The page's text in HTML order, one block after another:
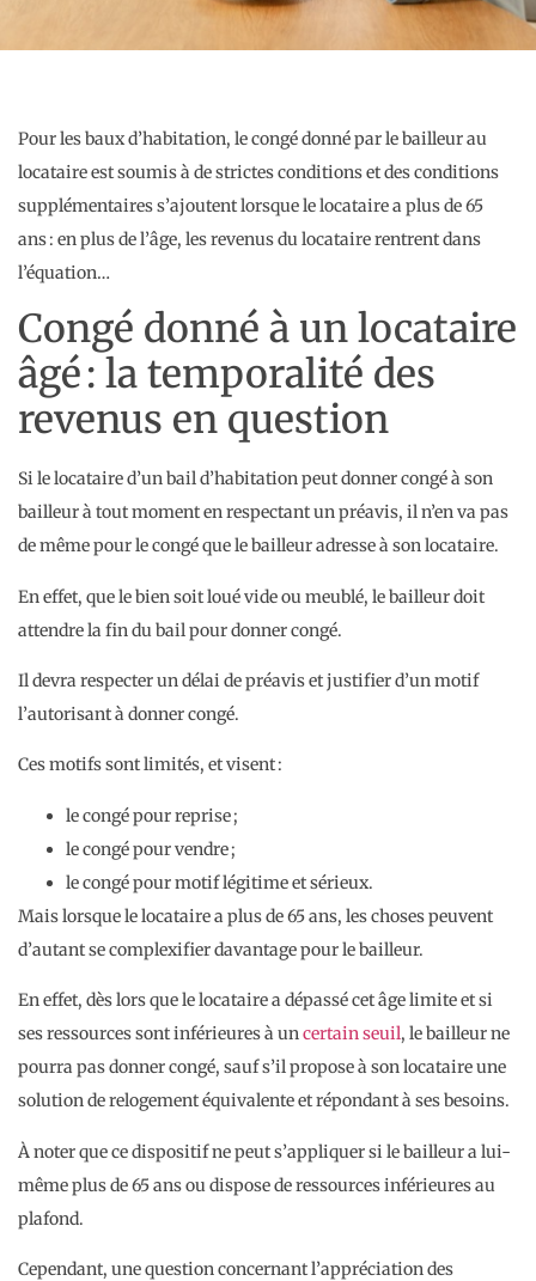
Pour les baux d’habitation, le congé donné par le bailleur au
locataire est soumis à de strictes conditions et des conditions
supplémentaires s’ajoutent lorsque le locataire a plus de 65
ans : en plus de l’âge, les revenus du locataire rentrent dans
l’équation…
Congé donné à un locataire
âgé : la temporalité des
revenus en question
Si le locataire d’un bail d’habitation peut donner congé à son
bailleur à tout moment en respectant un préavis, il n’en va pas
de même pour le congé que le bailleur adresse à son locataire.
En effet, que le bien soit loué vide ou meublé, le bailleur doit
attendre la fin du bail pour donner congé.
Il devra respecter un délai de préavis et justifier d’un motif
l’autorisant à donner congé.
Ces motifs sont limités, et visent :
le congé pour reprise ;
le congé pour vendre ;
le congé pour motif légitime et sérieux.
Mais lorsque le locataire a plus de 65 ans, les choses peuvent
d’autant se complexifier davantage pour le bailleur.
En effet, dès lors que le locataire a dépassé cet âge limite et si
ses ressources sont inférieures à uncertain seuil, le bailleur ne
pourra pas donner congé, sauf s’il propose à son locataire une
solution de relogement équivalente et répondant à ses besoins.
À noter que ce dispositif ne peut s’appliquer si le bailleur a lui-
même plus de 65 ans ou dispose de ressources inférieures au
plafond.
Cependant, une question concernant l’appréciation des